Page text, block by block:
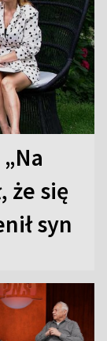
że się
syn